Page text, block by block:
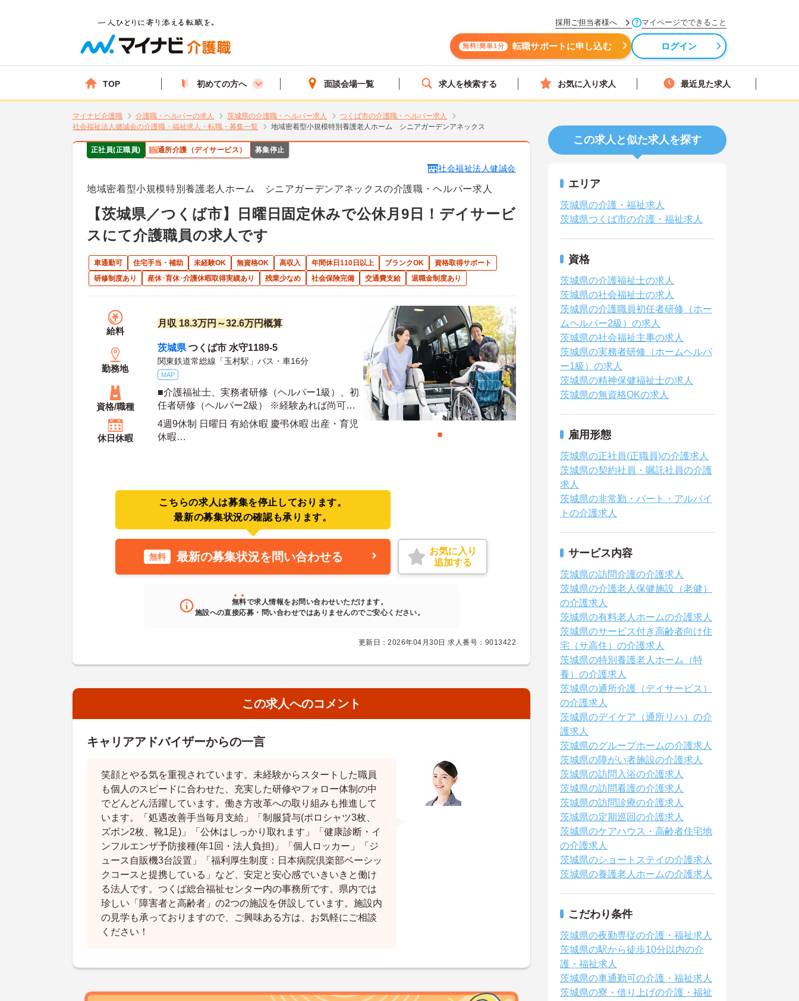
採用ご担当者様へ マイページでできること
無料!簡単1分 転職サポートに申し込む ログイン
TOP 初めての方へ 面談会場一覧 求人を検索する お気に入り求人 最近見た求人
マイナビ介護職 介護職・ヘルパーの求人 茨城県の介護職・ヘルパー求人
つくば市の介護職・ヘルパー求人
社会福祉法人健誠会の介護職・福祉求人・転職・募集一覧
地域密着型小規模特別養護老人ホーム シニアガーデンアネックス
正社員(正職員) 通所介護（デイサービス） 募集停止
社会福祉法人健誠会
地域密着型小規模特別養護老人ホーム シニアガーデンアネックスの介護職・ヘルパー求人
【茨城県／つくば市】日曜日固定休みで公休月9日！デイサービ
スにて介護職員の求人です
車通勤可 住宅手当・補助 未経験OK 無資格OK 高収入 年間休日110日以上 ブランクOK
資格取得サポート
研修制度あり
産休･育休･介護休暇取得実績あり 残業少なめ 社会保険完備 交通費支給 退職金制度あり
給料
月収 18.3万円～32.6万円概算
勤務地
茨城県 つくば市 水守1189-5
関東鉄道常総線「玉村駅」バス・車16分
MAP
資格/職種
■介護福祉士、実務者研修（ヘルパー1級）、初
任者研修（ヘルパー2級） ※経験あれば尚可、
未経験可 ■普通自動車運転免許（AT限定可）
休日休暇
4週9休制 日曜日 有給休暇 慶弔休暇 出産・育児
休暇
こちらの求人は募集を停止しております。
最新の募集状況の確認も承ります。
無料 最新の募集状況を問い合わせる
お気に入り
追加する
無料で求人情報をお問い合わせいただけます。
施設への直接応募・問い合わせではありませんのでご安心ください。
更新日：2026年04月30日 求人番号：9013422
この求人へのコメント
キャリアアドバイザーからの一言
笑顔とやる気を重視されています。未経験からスタートした職員
も個人のスピードに合わせた、充実した研修やフォロー体制の中
でどんどん活躍しています。働き方改革への取り組みも推進して
います。「処遇改善手当毎月支給」「制服貸与(ポロシャツ3枚、
ズボン2枚、靴1足)」「公休はしっかり取れます」「健康診断・イ
ンフルエンザ予防接種(年1回・法人負担)」「個人ロッカー」「ジ
ュース自販機3台設置」「福利厚生制度：日本病院倶楽部ベーシッ
クコースと提携している」など、安定と安心感でいきいきと働け
る法人です。つくば総合福祉センター内の事務所です。県内では
珍しい「障害者と高齢者」の2つの施設を併設しています。施設内
の見学も承っておりますので、ご興味ある方は、お気軽にご相談
ください！
この求人と似た求人を探す
エリア
茨城県の介護・福祉求人
茨城県つくば市の介護・福祉求人
資格
茨城県の介護福祉士の求人
茨城県の社会福祉士の求人
茨城県の介護職員初任者研修（ホー
ムヘルパー2級）の求人
茨城県の社会福祉主事の求人
茨城県の実務者研修（ホームヘルパ
ー1級）の求人
茨城県の精神保健福祉士の求人
茨城県の無資格OKの求人
雇用形態
茨城県の正社員(正職員)の介護求人
茨城県の契約社員・嘱託社員の介護
求人
茨城県の非常勤・パート・アルバイ
トの介護求人
サービス内容
茨城県の訪問介護の介護求人
茨城県の介護老人保健施設（老健）
の介護求人
茨城県の有料老人ホームの介護求人
茨城県のサービス付き高齢者向け住
宅（サ高住）の介護求人
茨城県の特別養護老人ホーム（特
養）の介護求人
茨城県の通所介護（デイサービス）
の介護求人
茨城県のデイケア（通所リハ）の介
護求人
茨城県のグループホームの介護求人
茨城県の障がい者施設の介護求人
茨城県の訪問入浴の介護求人
茨城県の訪問看護の介護求人
茨城県の訪問診療の介護求人
茨城県の定期巡回の介護求人
茨城県のケアハウス・高齢者住宅地
の介護求人
茨城県のショートステイの介護求人
茨城県の養護老人ホームの介護求人
こだわり条件
茨城県の夜勤専従の介護・福祉求人
茨城県の駅から徒歩10分以内の介
護・福祉求人
茨城県の車通勤可の介護・福祉求人
茨城県の寮・借り上げの介護・福祉